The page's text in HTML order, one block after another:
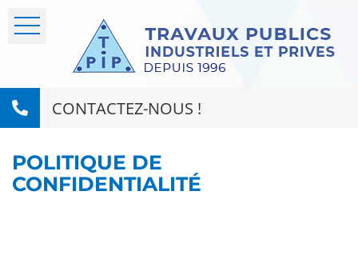
CONTACTEZ-NOUS !
POLITIQUE DE
CONFIDENTIALITÉ